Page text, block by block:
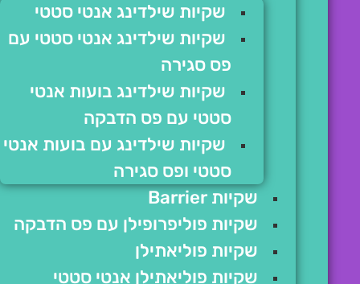
שקיות שילדינג אנטי סטטי
שקיות שילדינג אנטי סטטי עם
פס סגירה
שקיות שילדינג בועות אנטי
סטטי עם פס הדבקה
שקיות שילדינג עם בועות אנטי
סטטי ופס סגירה
שקיות Barrier
שקיות פוליפרופילן עם פס הדבקה
שקיות פוליאתילן
שקיות פוליאתילן אנטי סטטי